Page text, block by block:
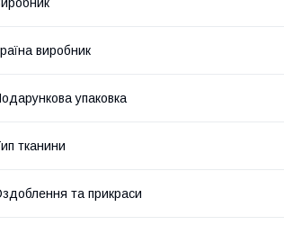
виробник
упаковка
тканини
та прикраси